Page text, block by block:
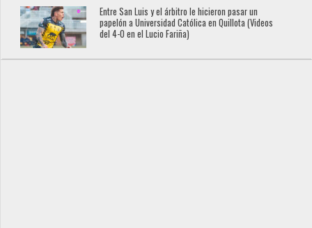
Entre San Luis y el árbitro le hicieron pasar un
papelón a Universidad Católica en Quillota (Videos
del 4-0 en el Lucio Fariña)